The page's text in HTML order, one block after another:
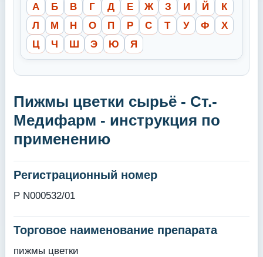
А Б В Г Д Е Ж З И Й
К
Л
М Н О П Р С Т У Ф
Х
Ц
Ч Ш Э Ю Я
Пижмы цветки сырьё - Ст.-
Медифарм - инструкция по
применению
Регистрационный номер
Р N000532/01
Торговое наименование препарата
пижмы цветки